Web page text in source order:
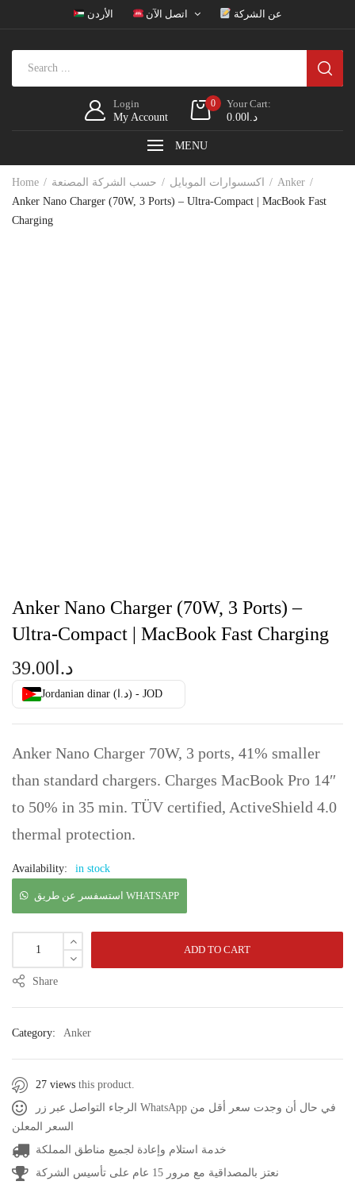
الأردن اتصل الآن عن الشركة
Login
My Account
0
Your Cart:
د.ا0.00
MENU
Home اكسسوارات الموبايل حسب الشركة المصنعة
Anker
Anker Nano Charger (70W, 3 Ports) – Ultra-Compact | MacBook Fast
Charging
Anker Nano Charger (70W, 3 Ports) –
Ultra-Compact | MacBook Fast Charging
د.ا 39.00
Jordanian dinar (د.ا) - JOD
Anker Nano Charger 70W, 3 ports, 41% smaller
than standard chargers. Charges MacBook Pro 14″
to 50% in 35 min. TÜV certified, ActiveShield 4.0
thermal protection.
Availability: in stock
استسفسر عن طريق WHATSAPP
ADD TO CART
Share
Category: Anker
27 views this product.
الرجاء التواصل عبر زر WhatsApp في حال أن وجدت سعر أقل من
السعر المعلن
خدمة استلام وإعادة لجميع مناطق المملكة
نعتز بالمصداقية مع مرور 15 عام على تأسيس الشركة